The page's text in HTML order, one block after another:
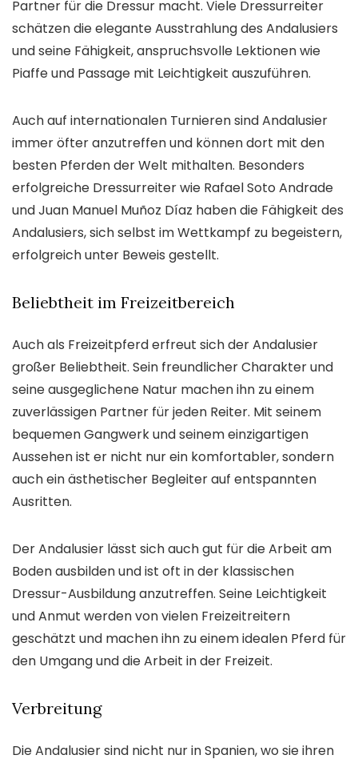
Partner für die Dressur macht. Viele Dressurreiter
schätzen die elegante Ausstrahlung des Andalusiers
und seine Fähigkeit, anspruchsvolle Lektionen wie
Piaffe und Passage mit Leichtigkeit auszuführen.
Auch auf internationalen Turnieren sind Andalusier
immer öfter anzutreffen und können dort mit den
besten Pferden der Welt mithalten. Besonders
erfolgreiche Dressurreiter wie Rafael Soto Andrade
und Juan Manuel Muñoz Díaz haben die Fähigkeit des
Andalusiers, sich selbst im Wettkampf zu begeistern,
erfolgreich unter Beweis gestellt.
Beliebtheit im Freizeitbereich
Auch als Freizeitpferd erfreut sich der Andalusier
großer Beliebtheit. Sein freundlicher Charakter und
seine ausgeglichene Natur machen ihn zu einem
zuverlässigen Partner für jeden Reiter. Mit seinem
bequemen Gangwerk und seinem einzigartigen
Aussehen ist er nicht nur ein komfortabler, sondern
auch ein ästhetischer Begleiter auf entspannten
Ausritten.
Der Andalusier lässt sich auch gut für die Arbeit am
Boden ausbilden und ist oft in der klassischen
Dressur-Ausbildung anzutreffen. Seine Leichtigkeit
und Anmut werden von vielen Freizeitreitern
geschätzt und machen ihn zu einem idealen Pferd für
den Umgang und die Arbeit in der Freizeit.
Verbreitung
Die Andalusier sind nicht nur in Spanien, wo sie ihren